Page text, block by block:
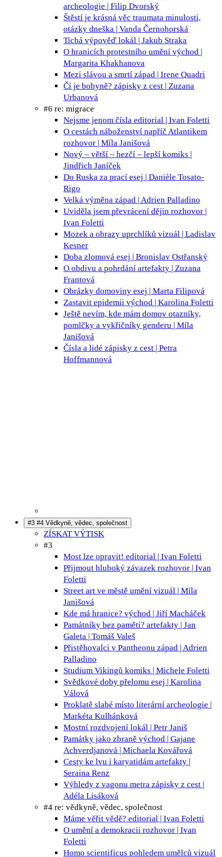
archeologie | Filip Dvorský
Štěstí je krásná věc traumata minulosti,
otázky dneška | Vanda Černohorská
Tichá výpověď lokál | Jakub Straka
O hranicích protestního umění východ |
Margarita Khakhanova
Mezi slávou a smrtí západ | Irene Quadri
Čí je bohyně? zápisky z cest | Zuzana
Urbanová
#6 re: migrace
Nejsme jenom čísla editorial | Ivan Foletti
O cestách náboženství napříč Atlantikem
rozhovor | Míla Janišová
Nový – větší – hezčí – lepší komiks |
Jindřich Janíček
Do Ruska za prací esej | Danièle Tosato-
Rigo
Velká výměna západ | Adrien Palladino
Uviděla jsem převrácení dějin rozhovor |
Ivan Foletti
Mozek a obrazy uprchlíků vizuál | Ladislav
Kesner
Doba zlomová esej | Bronislav Ostřanský
O obdivu a pohrdání artefakty | Zuzana
Frantová
Obrázky domoviny esej | Marta Filipová
Zastavit epidemii východ | Karolina Foletti
Ještě nevím, kde mám domov otazníky,
pomlčky a vykřičníky genderu | Míla
Janišová
Čísla a lidé zápisky z cest | Petra
Hoffmannová
#3 #4 Vědkyně, vědec, společnost
ZÍSKAT VÝTISK
#3
Most lze opravit! editorial | Ivan Foletti
Přijmout hluboký závazek rozhovor | Ivan
Foletti
Street art ve městě umění vizuál | Míla
Janišová
Kde má hranice? východ | Jiří Macháček
Památníky bez paměti? artefakty | Jan
Galeta | Tomáš Valeš
Přistěhovalci v Pantheonu západ | Adrien
Palladino
Studium Vikingů komiks | Michele Foletti
Svědkové doby přelomu esej | Karolina
Válová
Proklatě slabé místo literární archeologie |
Markéta Kulhánková
Mostní rozdvojení lokál | Petr Janiš
Památky jako zbraně východ | Gajane
Achverdjanová | Michaela Kovářová
Cesty ke lvu i karyatidám artefakty |
Seraina Renz
Výhledy z vagonu metra zápisky z cest |
Adéla Lisáková
#4 re: vědkyně, vědec, společnost
Máme věřit vědě? editorial | Ivan Foletti
O umění a demokracii rozhovor | Ivan
Foletti
Homo scientificus pohledem umělců vizuál